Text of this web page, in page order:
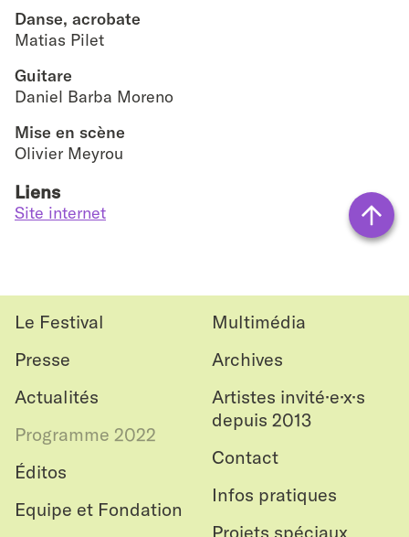
Danse, acrobate
Matias Pilet
Guitare
Daniel Barba Moreno
Mise en scène
Olivier Meyrou
Liens
Site internet
Le Festival
Presse
Actualités
Programme 2022
Éditos
Equipe et Fondation
Multimédia
Archives
Artistes invité·e·x·s
depuis 2013
Contact
Infos pratiques
Projets spéciaux